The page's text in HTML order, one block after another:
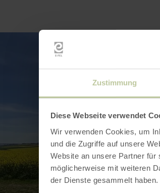
Zustimmung
Diese Webseite verwendet
Wir verwenden Cookies, um
und die Zugriffe auf unsere
Website an unsere Partner für
möglicherweise mit weiteren
der Dienste gesammelt haben.